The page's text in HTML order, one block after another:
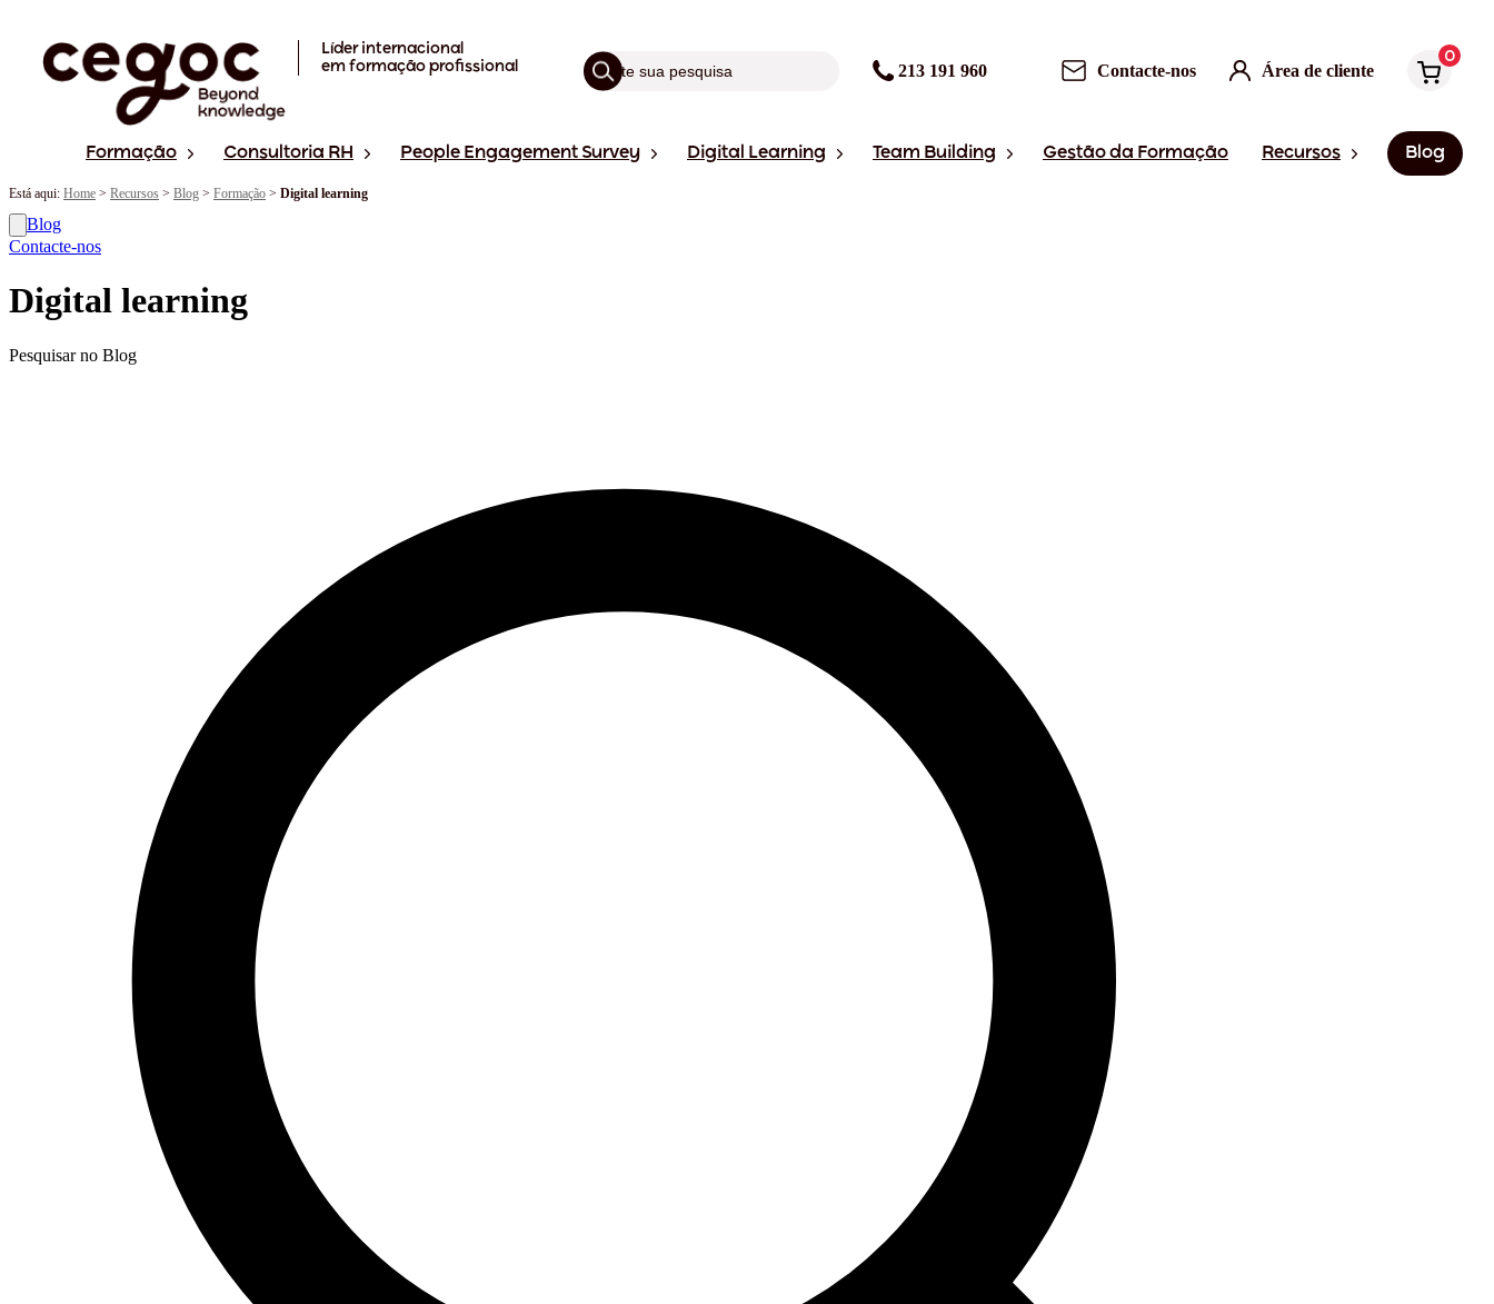
Líder internacional
em formação profissional
213 191 960 Contacte-nos Área de cliente
0
Formação Consultoria RH People Engagement Survey Digital Learning Team Building Gestão da Formação Recursos Blog
Está aqui: Home > Recursos > Blog > Formação > Digital learning
Blog
Contacte-nos
Digital learning
Pesquisar no Blog